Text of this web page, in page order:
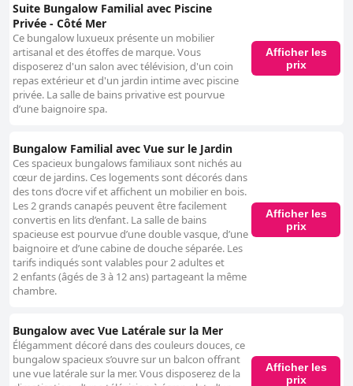
Suite Bungalow Familial avec Piscine
Privée - Côté Mer
Ce bungalow luxueux présente un mobilier
artisanal et des étoffes de marque. Vous
disposerez d'un salon avec télévision, d'un coin
repas extérieur et d'un jardin intime avec piscine
privée. La salle de bains privative est pourvue
d’une baignoire spa.
Afficher les
prix
Bungalow Familial avec Vue sur le Jardin
Ces spacieux bungalows familiaux sont nichés au
cœur de jardins. Ces logements sont décorés dans
des tons d’ocre vif et affichent un mobilier en bois.
Les 2 grands canapés peuvent être facilement
convertis en lits d’enfant. La salle de bains
spacieuse est pourvue d’une double vasque, d’une
baignoire et d’une cabine de douche séparée. Les
tarifs indiqués sont valables pour 2 adultes et
2 enfants (âgés de 3 à 12 ans) partageant la même
chambre.
Afficher les
prix
Bungalow avec Vue Latérale sur la Mer
Élégamment décoré dans des couleurs douces, ce
bungalow spacieux s’ouvre sur un balcon offrant
une vue latérale sur la mer. Vous disposerez de la
Afficher les
prix